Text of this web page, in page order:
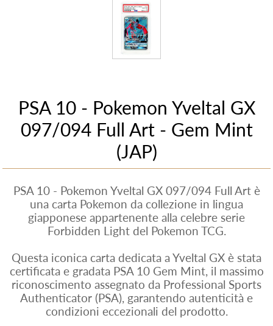
PSA 10 - Pokemon Yveltal GX
097/094 Full Art - Gem Mint
(JAP)
PSA 10 - Pokemon Yveltal GX 097/094 Full Art è
una carta Pokemon da collezione in lingua
giapponese appartenente alla celebre serie
Forbidden Light del Pokemon TCG.
Questa iconica carta dedicata a Yveltal GX è stata
certificata e gradata PSA 10 Gem Mint, il massimo
riconoscimento assegnato da Professional Sports
Authenticator (PSA), garantendo autenticità e
condizioni eccezionali del prodotto.